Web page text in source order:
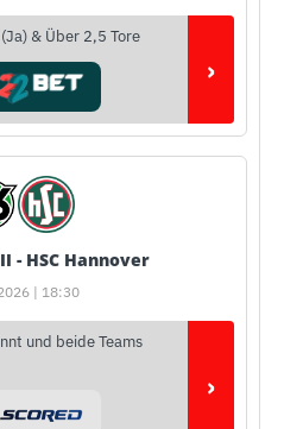
& Über 2,5 Tore
›
- HSC Hannover
| 18:30
und beide Teams
›